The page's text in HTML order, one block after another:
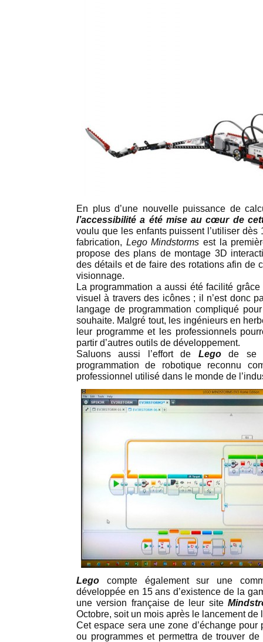
En plus d’une nouvelle puissance de
l’accessibilité a été mise au cœur de
voulu que les enfants puissent l’utiliser
fabrication, Lego Mindstorms est la
propose des plans de montage 3D
des détails et de faire des rotations afin de
visionnage.
La programmation a aussi été facilité
visuel à travers des icônes ; il n’est donc
langage de programmation compliqué
souhaite. Malgré tout, les ingénieurs en
leur programme et les professionnels
partir d’autres outils de développement.
Saluons aussi l’effort de Legode se
programmation de robotique reconnu
professionnel utilisé dans le monde de
Lego compte également sur une
développée en 15 ans d’existence de la
une version française de leur site
Octobre, soit un mois après le lancement de
Cet espace sera une zone d’échange pour
ou programmes et permettra de trouver